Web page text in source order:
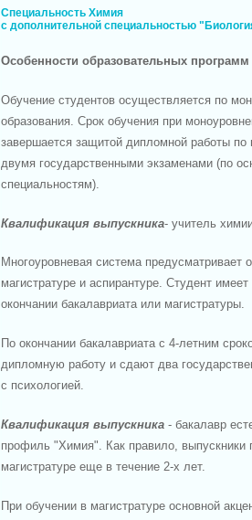
Специальность Химия
с дополнительной специальностью
Особенности образовательных программ
Обучение студентов осуществляется по
образования. Срок обучения при
завершается защитой дипломной работы
двумя государственными экзаменами (по
специальностям).
Квалификация выпускника- учитель
Многоуровневая система предусматривает
магистратуре и аспирантуре. Студент
окончании бакалавриата или магистратуры.
По окончании бакалавриата с 4-летним
дипломную работу и сдают два
с психологией.
Квалификация выпускника - бакалавр
профиль "Химия". Как правило, выпускники
магистратуре еще в течение 2-х лет.
При обучении в магистратуре основной